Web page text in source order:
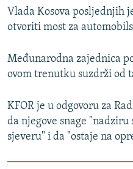
Vlada Kosova posljednjih
otvoriti most za
Međunarodna zajednica
ovom trenutku suzdrži od
KFOR je u odgovoru za
da njegove snage
sjeveru" i da "ostaje na